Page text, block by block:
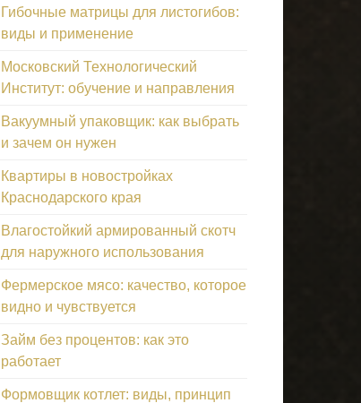
Гибочные матрицы для листогибов:
виды и применение
Московский Технологический
Институт: обучение и направления
Вакуумный упаковщик: как выбрать
и зачем он нужен
Квартиры в новостройках
Краснодарского края
Влагостойкий армированный скотч
для наружного использования
Фермерское мясо: качество, которое
видно и чувствуется
Займ без процентов: как это
работает
Формовщик котлет: виды, принцип